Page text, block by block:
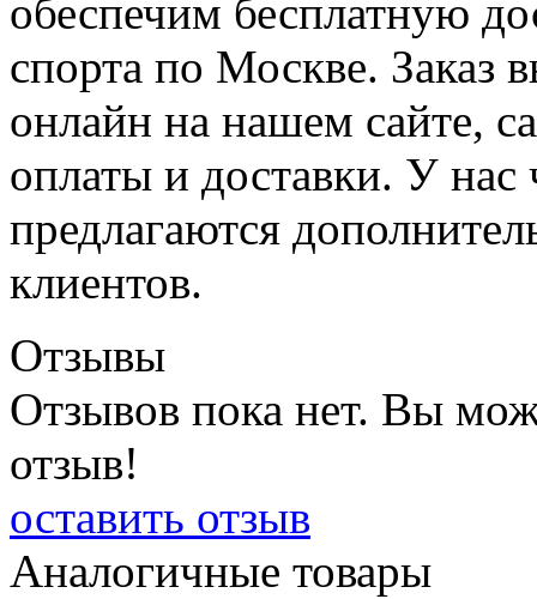
обеспечим бесплатную
спорта по Москве. Заказ
онлайн на нашем сайте,
оплаты и доставки. У нас
предлагаются
клиентов.
Отзывы
Отзывов пока нет. Вы
отзыв!
оставить отзыв
Аналогичные товары